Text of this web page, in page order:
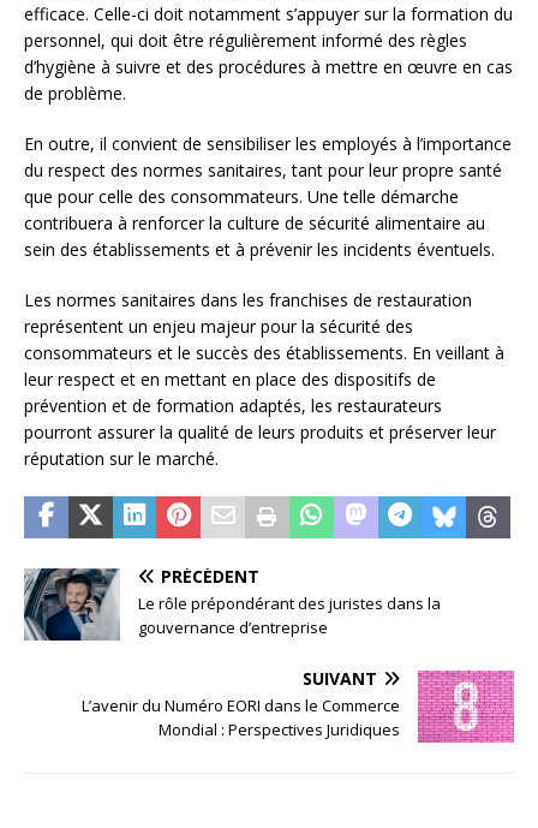
efficace. Celle-ci doit notamment s’appuyer sur la formation du
personnel, qui doit être régulièrement informé des règles
d’hygiène à suivre et des procédures à mettre en œuvre en cas
de problème.
En outre, il convient de sensibiliser les employés à l’importance
du respect des normes sanitaires, tant pour leur propre santé
que pour celle des consommateurs. Une telle démarche
contribuera à renforcer la culture de sécurité alimentaire au
sein des établissements et à prévenir les incidents éventuels.
Les normes sanitaires dans les franchises de restauration
représentent un enjeu majeur pour la sécurité des
consommateurs et le succès des établissements. En veillant à
leur respect et en mettant en place des dispositifs de
prévention et de formation adaptés, les restaurateurs
pourront assurer la qualité de leurs produits et préserver leur
réputation sur le marché.
PRÉCÉDENT
Le rôle prépondérant des juristes dans la
gouvernance d’entreprise
SUIVANT
L’avenir du Numéro EORI dans le Commerce
Mondial : Perspectives Juridiques